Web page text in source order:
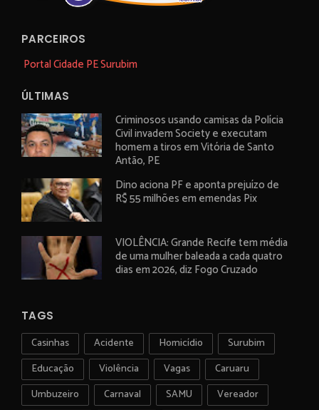
PARCEIROS
Portal Cidade PE Surubim
ÚLTIMAS
Criminosos usando camisas da Polícia
Civil invadem Society e executam
homem a tiros em Vitória de Santo
Antão, PE
Dino aciona PF e aponta prejuízo de
R$ 55 milhões em emendas Pix
VIOLÊNCIA: Grande Recife tem média
de uma mulher baleada a cada quatro
dias em 2026, diz Fogo Cruzado
TAGS
Casinhas Acidente Homicídio
Surubim
Educação
Violência Vagas
Caruaru
Umbuzeiro
Carnaval SAMU
Vereador